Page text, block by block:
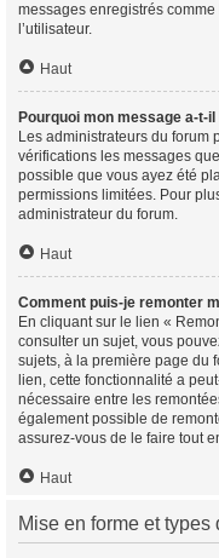
messages enregistrés
l’utilisateur.
Haut
Pourquoi mon message a-t-
Les administrateurs du forum
vérifications les messages
possible que vous ayez été
permissions limitées. Pour
administrateur du forum.
Haut
Comment puis-je remonter
En cliquant sur le lien «
consulter un sujet, vous
sujets, à la première page du
lien, cette fonctionnalité a
nécessaire entre les
également possible de
assurez-vous de le faire tout
Haut
Mise en forme et types